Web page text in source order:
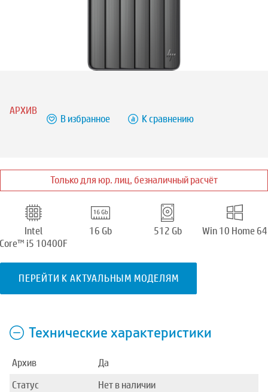
АРХИВ
В избранное К сравнению
Только для юр. лиц, безналичный расчёт
Intel
Core™ i5 10400F
16 Gb 512 Gb Win 10 Home 64
ПЕРЕЙТИ К АКТУАЛЬНЫМ МОДЕЛЯМ
Технические характеристики
Архив
Да
Статус
Нет в наличии